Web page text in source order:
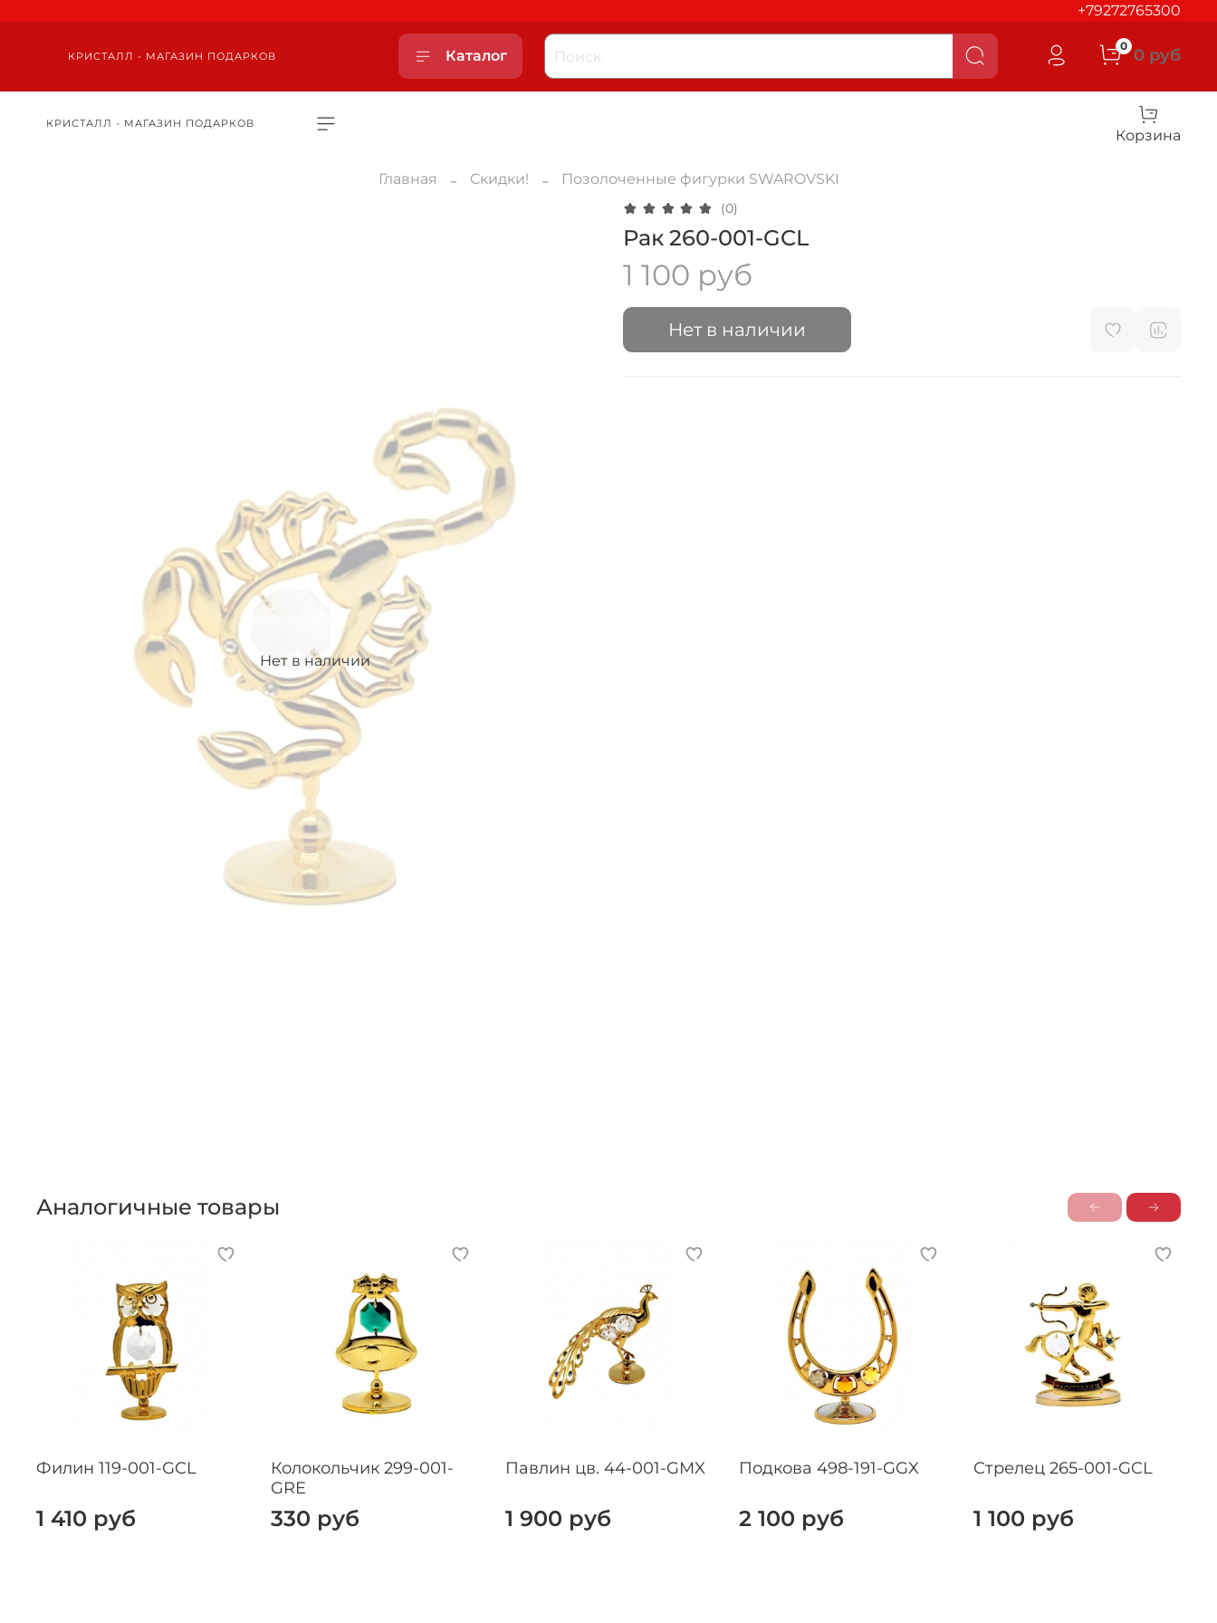
+79272765300
КРИСТАЛЛ - МАГАЗИН ПОДАРКОВ Каталог
0 0 руб
КРИСТАЛЛ - МАГАЗИН ПОДАРКОВ
Корзина
Главная Скидки! Позолоченные фигурки SWAROVSKI
Нет в наличии
(0)
Рак 260-001-GCL
1 100 руб
Нет в наличии
Аналогичные товары
Филин 119-001-GCL
1 410 руб
Колокольчик 299-001-
GRE
330 руб
Павлин цв. 44-001-GMX
1 900 руб
Подкова 498-191-GGX
2 100 руб
Стрелец 265-001-GCL
1 100 руб